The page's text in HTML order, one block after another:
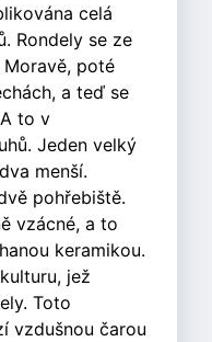
celá
Rondely se ze
poté
a teď se
to v
Jeden velký
menší.
pohřebiště.
vzácné, a to
keramikou.
jež
Toto
vzdušnou čarou